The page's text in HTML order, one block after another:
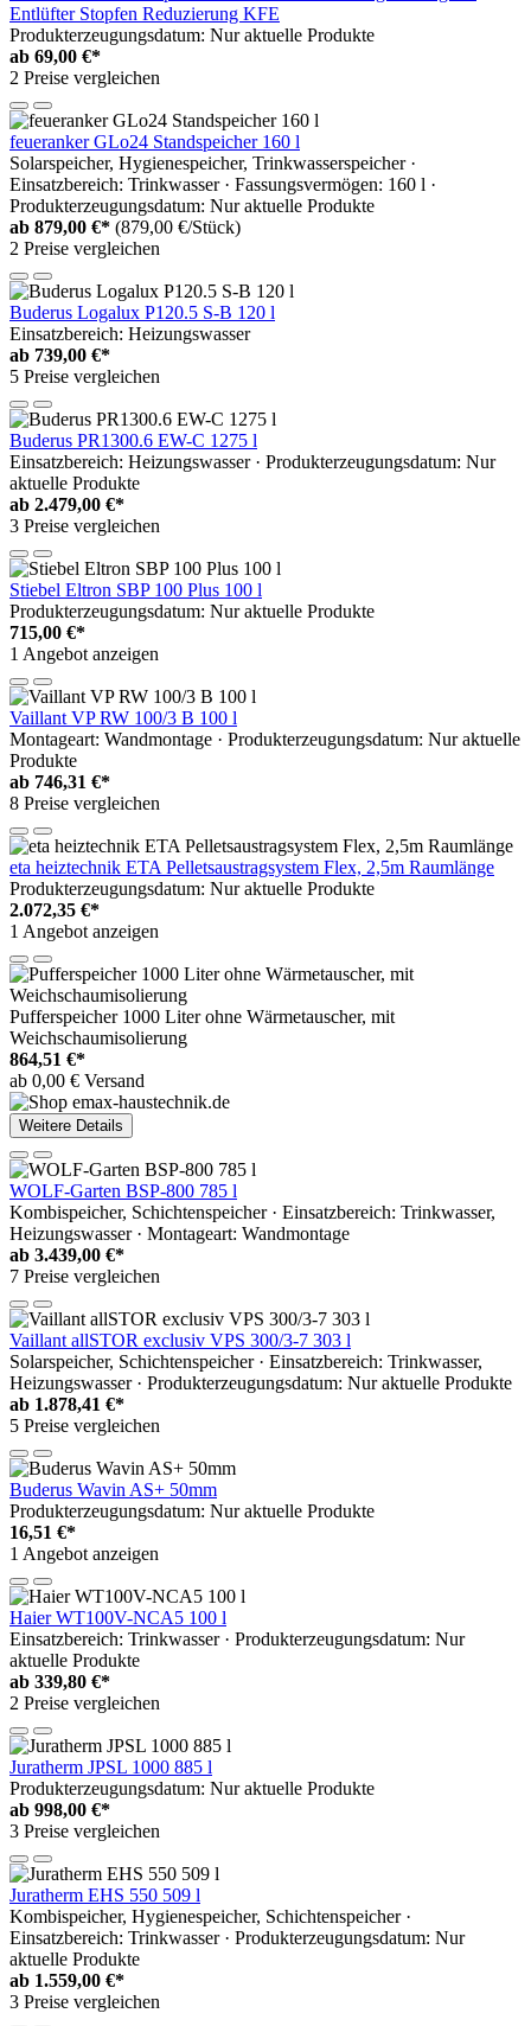
Entlüfter Stopfen Reduzierung KFE
Produkterzeugungsdatum: Nur aktuelle Produkte
ab 69,00 €*
2 Preise vergleichen
feueranker GLo24 Standspeicher 160 l
Solarspeicher, Hygienespeicher, Trinkwasserspeicher ·
Einsatzbereich: Trinkwasser · Fassungsvermögen: 160 l ·
Produkterzeugungsdatum: Nur aktuelle Produkte
ab 879,00 €* (879,00 €/Stück)
2 Preise vergleichen
Buderus Logalux P120.5 S-B 120 l
Einsatzbereich: Heizungswasser
ab 739,00 €*
5 Preise vergleichen
Buderus PR1300.6 EW-C 1275 l
Einsatzbereich: Heizungswasser · Produkterzeugungsdatum: Nur
aktuelle Produkte
ab 2.479,00 €*
3 Preise vergleichen
Stiebel Eltron SBP 100 Plus 100 l
Produkterzeugungsdatum: Nur aktuelle Produkte
715,00 €*
1 Angebot anzeigen
Vaillant VP RW 100/3 B 100 l
Montageart: Wandmontage · Produkterzeugungsdatum: Nur aktuelle
Produkte
ab 746,31 €*
8 Preise vergleichen
eta heiztechnik ETA Pelletsaustragsystem Flex, 2,5m Raumlänge
Produkterzeugungsdatum: Nur aktuelle Produkte
2.072,35 €*
1 Angebot anzeigen
Pufferspeicher 1000 Liter ohne Wärmetauscher, mit
Weichschaumisolierung
864,51 €*
ab 0,00 € Versand
Weitere Details
WOLF-Garten BSP-800 785 l
Kombispeicher, Schichtenspeicher · Einsatzbereich: Trinkwasser,
Heizungswasser · Montageart: Wandmontage
ab 3.439,00 €*
7 Preise vergleichen
Vaillant allSTOR exclusiv VPS 300/3-7 303 l
Solarspeicher, Schichtenspeicher · Einsatzbereich: Trinkwasser,
Heizungswasser · Produkterzeugungsdatum: Nur aktuelle Produkte
ab 1.878,41 €*
5 Preise vergleichen
Buderus Wavin AS+ 50mm
Produkterzeugungsdatum: Nur aktuelle Produkte
16,51 €*
1 Angebot anzeigen
Haier WT100V-NCA5 100 l
Einsatzbereich: Trinkwasser · Produkterzeugungsdatum: Nur
aktuelle Produkte
ab 339,80 €*
2 Preise vergleichen
Juratherm JPSL 1000 885 l
Produkterzeugungsdatum: Nur aktuelle Produkte
ab 998,00 €*
3 Preise vergleichen
Juratherm EHS 550 509 l
Kombispeicher, Hygienespeicher, Schichtenspeicher ·
Einsatzbereich: Trinkwasser · Produkterzeugungsdatum: Nur
aktuelle Produkte
ab 1.559,00 €*
3 Preise vergleichen